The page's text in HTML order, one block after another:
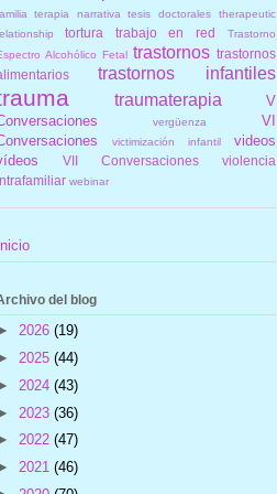
terapia narrativa tesis doctorales
therapeutic
tortura trabajo en red
Trastorno
Alcohólico Fetal trastornos trastornos
trastornos infantiles
traumaterapia
V
vergüenza
VI
victimización infantil
videos
VII Conversaciones
violencia
webinar
del blog
2026 (19)
2025 (44)
2024 (43)
2023 (36)
2022 (47)
2021 (46)